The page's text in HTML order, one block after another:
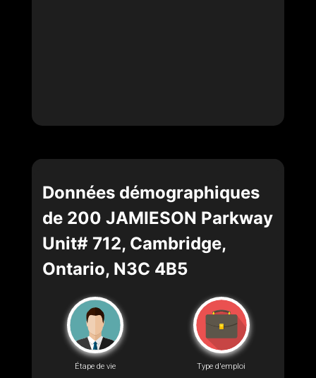
Données démographiques
de 200 JAMIESON Parkway
Unit# 712, Cambridge,
Ontario, N3C 4B5
Étape de vie Type d'emploi